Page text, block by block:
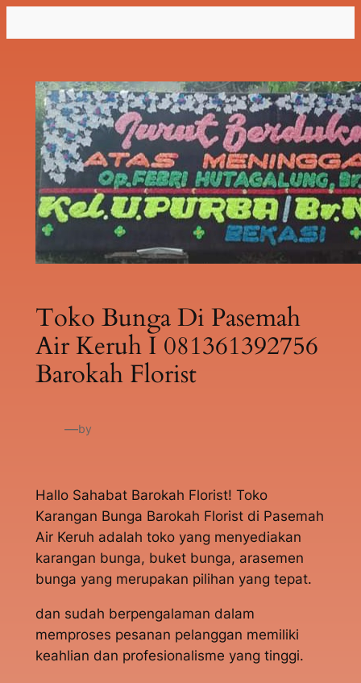
ke
Toko Bunga Di Pasemah
Air Keruh I 081361392756
Barokah Florist
—by
Hallo Sahabat Barokah Florist! Toko
Karangan Bunga Barokah Florist di Pasemah
Air Keruh adalah toko yang menyediakan
karangan bunga, buket bunga, arasemen
bunga yang merupakan pilihan yang tepat.
dan sudah berpengalaman dalam
memproses pesanan pelanggan memiliki
keahlian dan profesionalisme yang tinggi.